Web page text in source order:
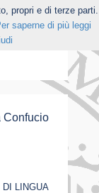
Confucio
LINGUA
propri e di terze parti.
saperne di più leggi